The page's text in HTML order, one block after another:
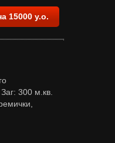
15000 у.о.
Заг: 300 м.кв.